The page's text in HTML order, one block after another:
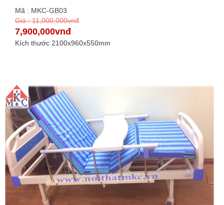
Mã : MKC-GB03
Giá : 11,000,000vnđ
7,900,000vnđ
Kích thước 2100x960x550mm